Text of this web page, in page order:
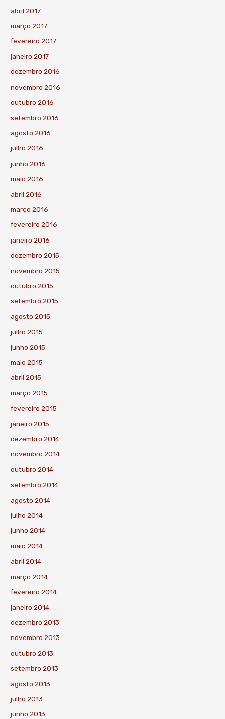
abril 2017
março 2017
fevereiro 2017
janeiro 2017
dezembro 2016
novembro 2016
outubro 2016
setembro 2016
agosto 2016
julho 2016
junho 2016
maio 2016
abril 2016
março 2016
fevereiro 2016
janeiro 2016
dezembro 2015
novembro 2015
outubro 2015
setembro 2015
agosto 2015
julho 2015
junho 2015
maio 2015
abril 2015
março 2015
fevereiro 2015
janeiro 2015
dezembro 2014
novembro 2014
outubro 2014
setembro 2014
agosto 2014
julho 2014
junho 2014
maio 2014
abril 2014
março 2014
fevereiro 2014
janeiro 2014
dezembro 2013
novembro 2013
outubro 2013
setembro 2013
agosto 2013
julho 2013
junho 2013